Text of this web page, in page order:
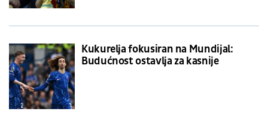
Kukurelja fokusiran na Mundijal:
Budućnost ostavlja za kasnije